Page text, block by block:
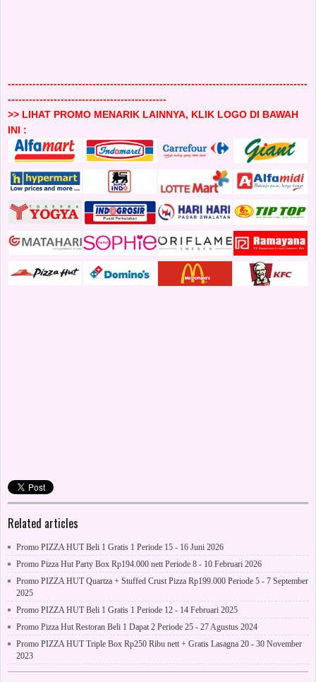
-------------------------------------------------------------------------------------
---------------------------------------------
>> LIHAT PROMO MENARIK LAINNYA, KLIK LOGO DI BAWAH
INI :
Related articles
Promo PIZZA HUT Beli 1 Gratis 1 Periode 15 - 16 Juni 2026
Promo Pizza Hut Party Box Rp194.000 nett Periode 8 - 10 Februari 2026
Promo PIZZA HUT Quartza + Stuffed Crust Pizza Rp199.000 Periode 5 - 7 September
2025
Promo PIZZA HUT Beli 1 Gratis 1 Periode 12 - 14 Februari 2025
Promo Pizza Hut Restoran Beli 1 Dapat 2 Periode 25 - 27 Agustus 2024
Promo PIZZA HUT Triple Box Rp250 Ribu nett + Gratis Lasagna 20 - 30 November
2023